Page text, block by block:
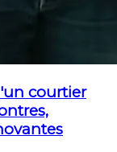
courtier